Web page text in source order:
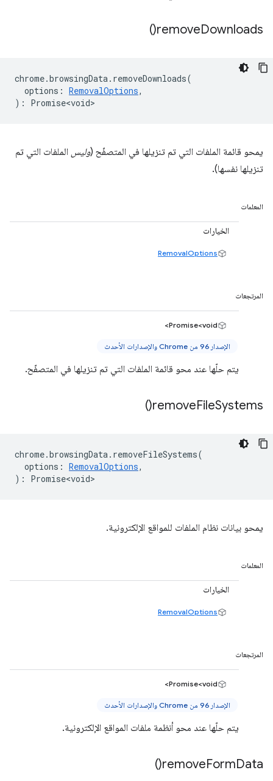
removeDownloads(
)
chrome.browsingData. removeDownloads(
options : RemovalOptions,
) : Promise<void>
يمحو قائمة الملفات التي تم تنزيلها في المتصفّح (وليس الملفات التي تم
تنزيلها نفسها).
المعلمات
الخيارات
RemovalOptions
المرتجعات
Promise<void>
الإصدار 96 من Chrome والإصدارات الأحدث
يتم حلّها عند محو قائمة الملفات التي تم تنزيلها في المتصفّح.
removeFileSystems(
)
chrome.browsingData. removeFileSystems(
options : RemovalOptions,
) : Promise<void>
يمحو بيانات نظام الملفات للمواقع الإلكترونية.
المعلمات
الخيارات
RemovalOptions
المرتجعات
Promise<void>
الإصدار 96 من Chrome والإصدارات الأحدث
يتم حلّها عند محو أنظمة ملفات المواقع الإلكترونية.
removeFormData(
)